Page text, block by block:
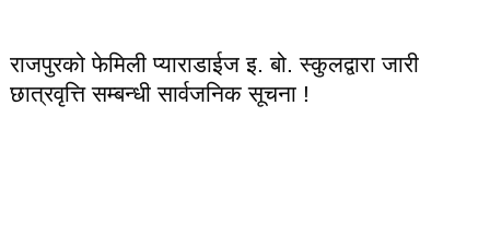
राजपुरको फेमिली प्याराडाईज इ. बो. स्कुलद्वारा जारी
छात्रवृत्ति सम्बन्धी सार्वजनिक सूचना !